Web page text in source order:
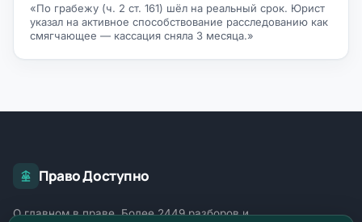
«По грабежу (ч. 2 ст. 161) шёл на реальный срок. Юрист
указал на активное способствование расследованию как
смягчающее — кассация сняла 3 месяца.»
Право Доступно
О главном в праве. Более 2449 разборов и